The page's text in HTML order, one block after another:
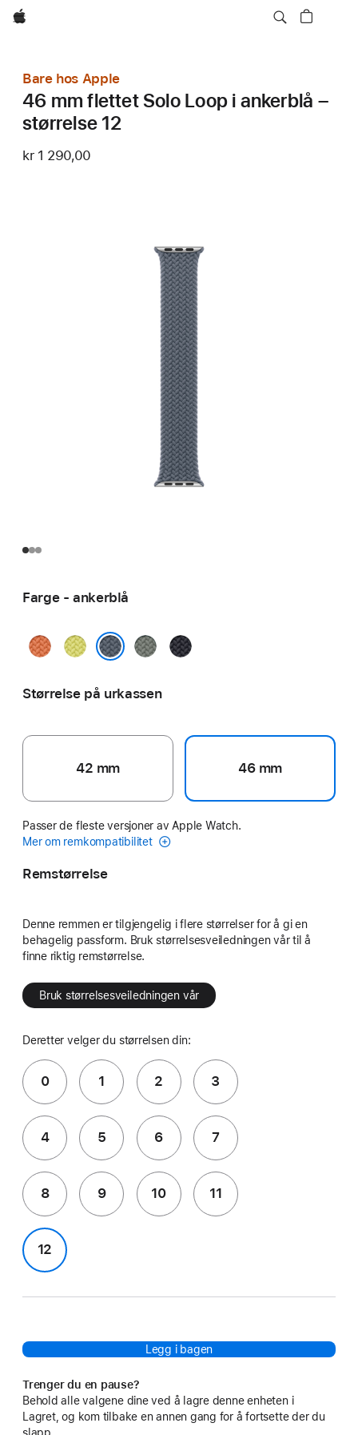
Apple
Bare hos Apple
46 mm flettet Solo Loop i ankerblå –
størrelse 12
kr 1 290,00
Farge - ankerblå
gurkemeieneongul grønngråmidnatt
Størrelse på urkassen
42 mm 46 mm
Passer de fleste versjoner av Apple Watch.
Mer om remkompatibilitet
Remstørrelse
Denne remmen er tilgjengelig i flere størrelser for å gi en
behagelig passform. Bruk størrelsesveiledningen vår til å
finne riktig remstørrelse.
Bruk størrelsesveiledningen vår
Deretter velger du størrelsen din:
0 1 2 3
4 5 6 7
8 9 10 11
12
Legg i bagen
Trenger du en pause?
Behold alle valgene dine ved å lagre denne enheten i
Lagret, og kom tilbake en annen gang for å fortsette der du
slapp.